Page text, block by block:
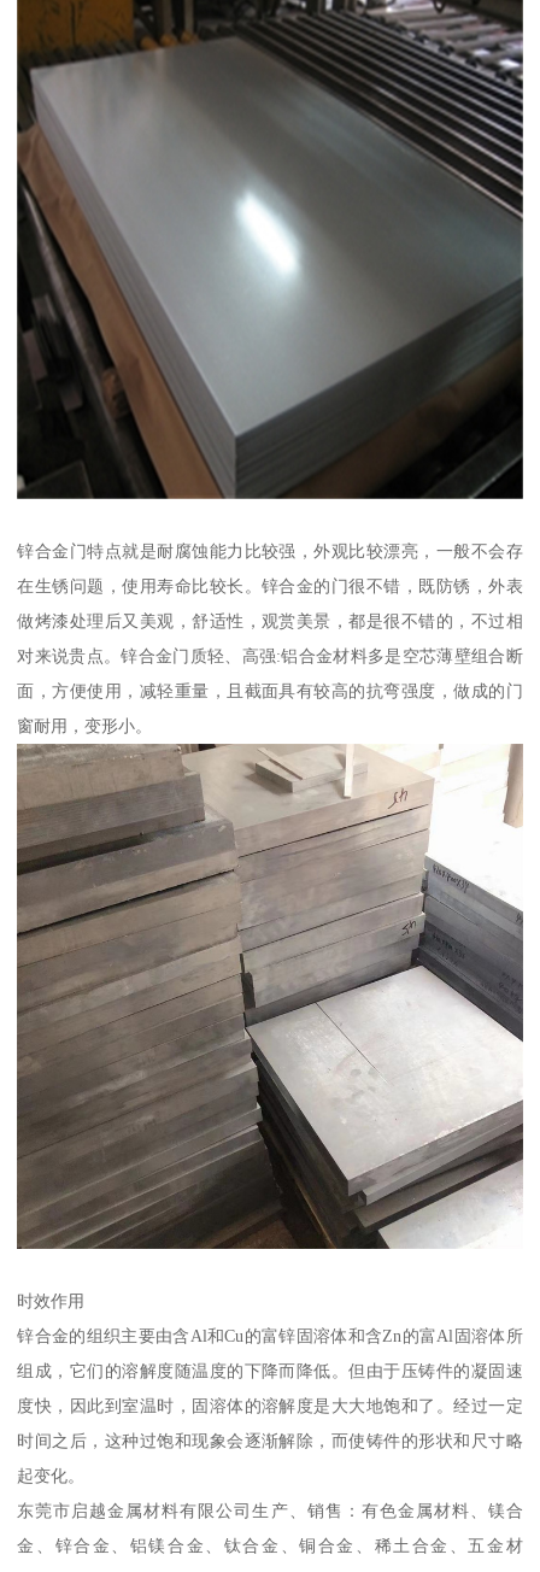
锌合金门特点就是耐腐蚀能力比较强，外观比较漂亮，一般不会存
在生锈问题，使用寿命比较长。锌合金的门很不错，既防锈，外表
做烤漆处理后又美观，舒适性，观赏美景，都是很不错的，不过相
对来说贵点。锌合金门质轻、高强:铝合金材料多是空芯薄壁组合断
面，方便使用，减轻重量，且截面具有较高的抗弯强度，做成的门
窗耐用，变形小。
时效作用
锌合金的组织主要由含Al和Cu的富锌固溶体和含Zn的富Al固溶体所
组成，它们的溶解度随温度的下降而降低。但由于压铸件的凝固速
度快，因此到室温时，固溶体的溶解度是大大地饱和了。经过一定
时间之后，这种过饱和现象会逐渐解除，而使铸件的形状和尺寸略
起变化。
东莞市启越金属材料有限公司生产、销售：有色金属材料、镁合
金、锌合金、铝镁合金、钛合金、铜合金、稀土合金、五金材